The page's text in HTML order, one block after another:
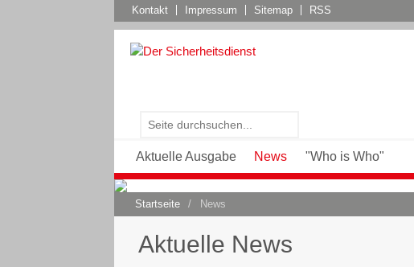
Kontakt Impressum Sitemap RSS
Aktuelle Ausgabe News "Who is Who"
Startseite / News
Aktuelle News